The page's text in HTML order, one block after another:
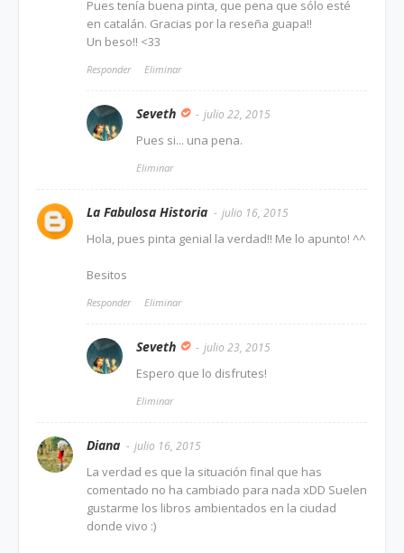
Pues tenía buena pinta, que pena que sólo esté
en catalán. Gracias por la reseña guapa!!
Un beso!! <33
Responder Eliminar
Seveth julio 22, 2015
Pues si... una pena.
Eliminar
La Fabulosa Historia julio 16, 2015
Hola, pues pinta genial la verdad!! Me lo apunto! ^^
Besitos
Responder Eliminar
Seveth julio 23, 2015
Espero que lo disfrutes!
Eliminar
Diana julio 16, 2015
La verdad es que la situación final que has
comentado no ha cambiado para nada xDD Suelen
gustarme los libros ambientados en la ciudad
donde vivo :)